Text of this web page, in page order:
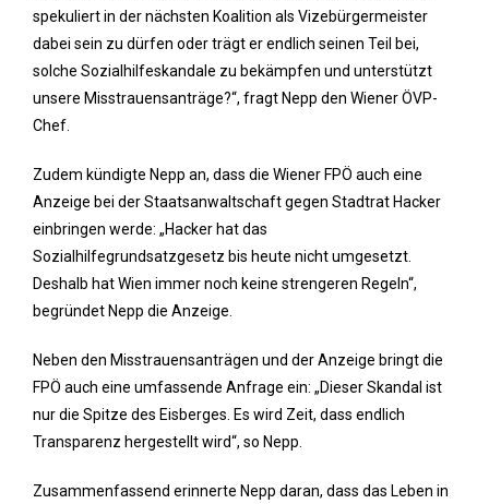
spekuliert in der nächsten Koalition als Vizebürgermeister
dabei sein zu dürfen oder trägt er endlich seinen Teil bei,
solche Sozialhilfeskandale zu bekämpfen und unterstützt
unsere Misstrauensanträge?“, fragt Nepp den Wiener ÖVP-
Chef.
Zudem kündigte Nepp an, dass die Wiener FPÖ auch eine
Anzeige bei der Staatsanwaltschaft gegen Stadtrat Hacker
einbringen werde: „Hacker hat das
Sozialhilfegrundsatzgesetz bis heute nicht umgesetzt.
Deshalb hat Wien immer noch keine strengeren Regeln“,
begründet Nepp die Anzeige.
Neben den Misstrauensanträgen und der Anzeige bringt die
FPÖ auch eine umfassende Anfrage ein: „Dieser Skandal ist
nur die Spitze des Eisberges. Es wird Zeit, dass endlich
Transparenz hergestellt wird“, so Nepp.
Zusammenfassend erinnerte Nepp daran, dass das Leben in